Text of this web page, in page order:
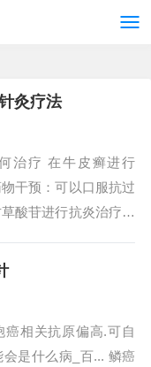
灸疗法
治疗 在牛皮癣进行
干预：可以口服抗过
酸苷进行抗炎治疗。
控制病情的发展。牛
皮癣的基因活性相对
癌相关抗原偏高.可自
是什么病_百... 鳞癌